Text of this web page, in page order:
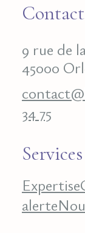
Contact
9 rue de
45000
34 75
Services
Expertise
alerte